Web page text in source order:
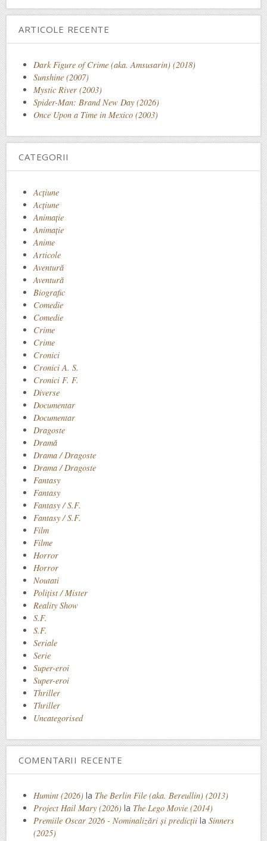
ARTICOLE RECENTE
Dark Figure of Crime (aka. Amsusarin) (2018)
Sunshine (2007)
Mystic River (2003)
Spider-Man: Brand New Day (2026)
Once Upon a Time in Mexico (2003)
CATEGORII
Acţiune
Acțiune
Animaţie
Animație
Anime
Articole
Aventură
Aventură
Biografic
Comedie
Comedie
Crime
Crime
Cronici
Cronici A. S.
Cronici F. F.
Diverse
Documentar
Documentar
Dragoste
Dramă
Drama / Dragoste
Drama / Dragoste
Fantasy
Fantasy
Fantasy / S.F.
Fantasy / S.F.
Film
Filme
Horror
Horror
Noutati
Polițist / Mister
Reality Show
S.F.
S.F.
Seriale
Serie
Super-eroi
Super-eroi
Thriller
Thriller
Uncategorised
COMENTARII RECENTE
Humint (2026) la The Berlin File (aka. Bereullin) (2013)
Project Hail Mary (2026) la The Lego Movie (2014)
Premiile Oscar 2026 - Nominalizări și predicții la Sinners
(2025)